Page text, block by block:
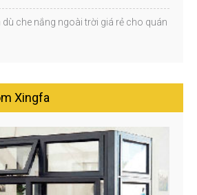
dù che nắng ngoài trời giá rẻ cho quán
Xingfa